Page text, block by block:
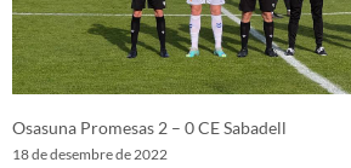
Osasuna Promesas 2 – 0 CE Sabadell
18 de desembre de 2022